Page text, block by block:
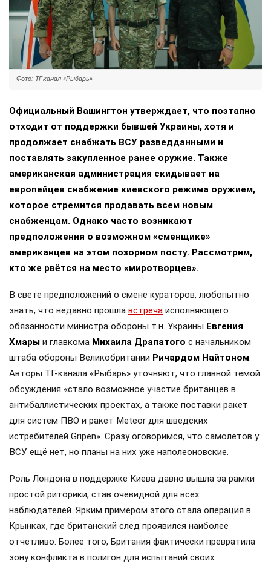
Фото: ТГ-канал «Рыбарь»
Официальный Вашингтон утверждает, что поэтапно
отходит от поддержки бывшей Украины, хотя и
продолжает снабжать ВСУ разведданными и
поставлять закупленное ранее оружие. Также
американская администрация скидывает на
европейцев снабжение киевского режима оружием,
которое стремится продавать всем новым
снабженцам. Однако часто возникают
предположения о возможном «сменщике»
американцев на этом позорном посту. Рассмотрим,
кто же рвётся на место «миротворцев».
В свете предположений о смене кураторов, любопытно
знать, что недавно прошла встреча исполняющего
обязанности министра обороны т.н. Украины Евгения
Хмары и главкома Михаила Драпатого с начальником
штаба обороны Великобритании Ричардом Найтоном.
Авторы ТГ-канала «Рыбарь» уточняют, что главной темой
обсуждения «стало возможное участие британцев в
антибаллистических проектах, а также поставки ракет
для систем ПВО и ракет Meteor для шведских
истребителей Gripen». Сразу оговоримся, что самолётов у
ВСУ ещё нет, но планы на них уже наполеоновские.
Роль Лондона в поддержке Киева давно вышла за рамки
простой риторики, став очевидной для всех
наблюдателей. Ярким примером этого стала операция в
Крынках, где британский след проявился наиболее
отчетливо. Более того, Британия фактически превратила
зону конфликта в полигон для испытаний своих